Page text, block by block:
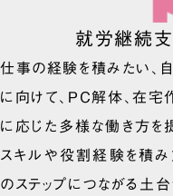
就労継続支
仕事の経験を積みたい、
に向けて、PC解体、在宅
に応じた多様な働き方を
スキルや役割経験を積
のステップにつながる土台